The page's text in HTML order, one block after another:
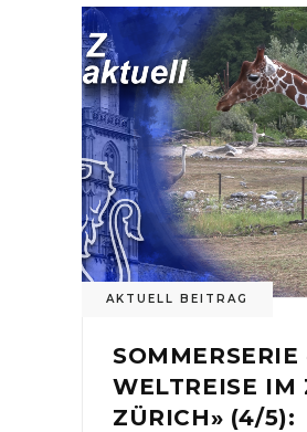
AKTUELL BEITRAG
SOMMERSERIE
WELTREISE IM
ZÜRICH» (4/5):